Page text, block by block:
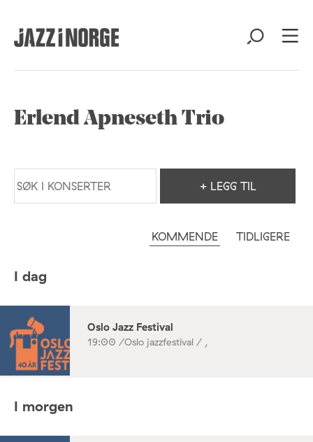
Erlend Apneseth Trio
+ LEGG TIL
KOMMENDE TIDLIGERE
I dag
Oslo Jazz Festival
19:00 /Oslo jazzfestival / ,
I morgen